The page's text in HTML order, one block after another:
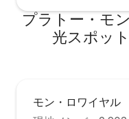
プラトー・モ
光スポッ
モン・ロワイヤル